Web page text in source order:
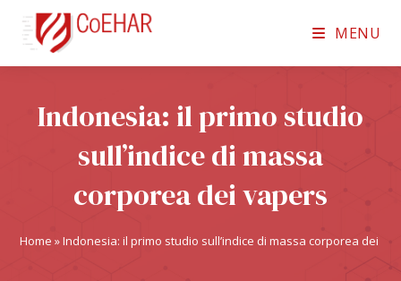
MENU
Indonesia: il primo studio
sull’indice di massa
corporea dei vapers
Home »Indonesia: il primo studio sull’indice di massa corporea dei